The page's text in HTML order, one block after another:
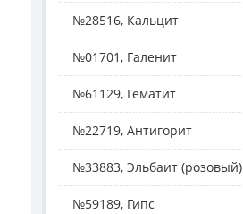
№28516, Кальцит
№01701, Галенит
№61129, Гематит
№22719, Антигорит
№33883, Эльбаит (розовый)
№59189, Гипс